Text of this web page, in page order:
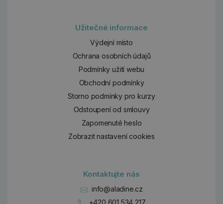
Užitečné informace
Výdejní místo
Ochrana osobních údajů
Podmínky užití webu
Obchodní podmínky
Storno podmínky pro kurzy
Odstoupení od smlouvy
Zapomenuté heslo
Zobrazit nastavení cookies
Kontaktujte nás
info@aladine.cz